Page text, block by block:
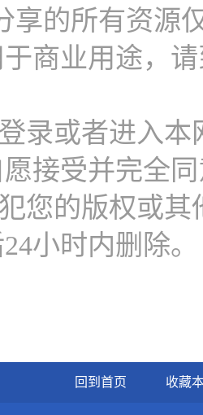
享的所有资源
商业用途，
录或者进入
接受并完全
您的版权或其
小时内删除。
回到首页 收藏